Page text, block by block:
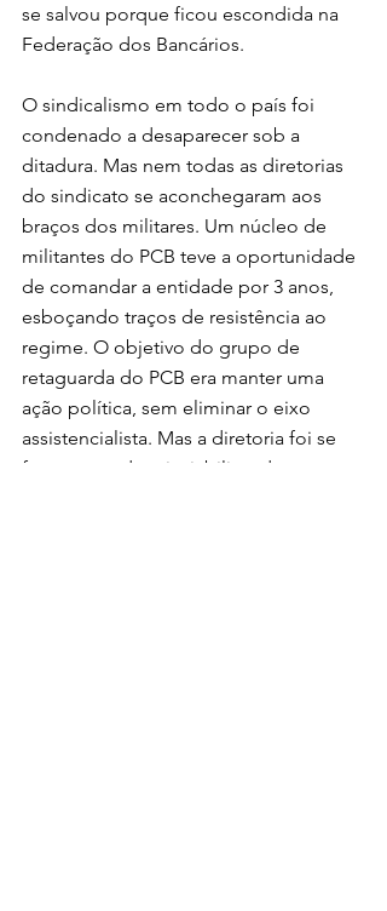
se salvou porque ficou escondida na
Federação dos Bancários.
O sindicalismo em todo o país foi
condenado a desaparecer sob a
ditadura. Mas nem todas as diretorias
do sindicato se aconchegaram aos
braços dos militares. Um núcleo de
militantes do PCB teve a oportunidade
de comandar a entidade por 3 anos,
esboçando traços de resistência ao
regime. O objetivo do grupo de
retaguarda do PCB era manter uma
ação política, sem eliminar o eixo
assistencialista. Mas a diretoria foi se
fragmentando e inviabilizando uma